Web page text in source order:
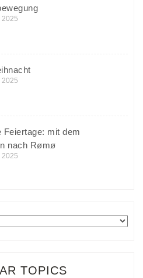
2025
2025
Feiertage: mit dem
nach Rømø
2025
TOPICS